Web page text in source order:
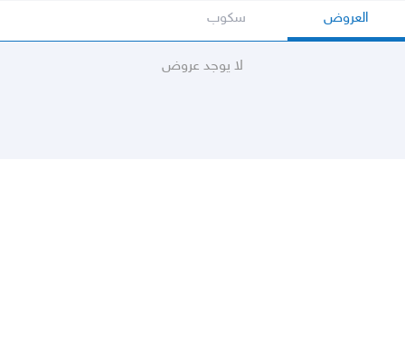
العروض سكوب
لا يوجد عروض